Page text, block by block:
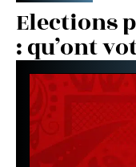
Elections
: qu’ont